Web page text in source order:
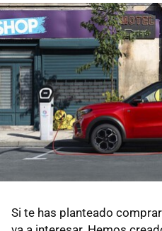
Si te has planteado